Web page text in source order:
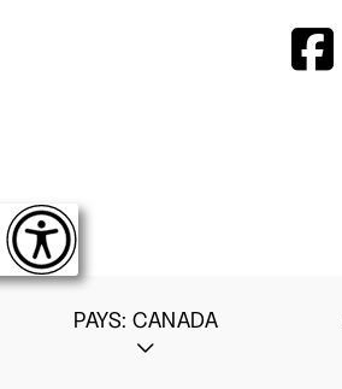
PAYS: CANADA